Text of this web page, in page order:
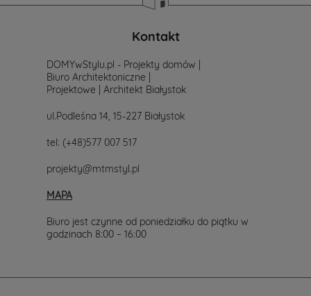
Kontakt
DOMYwStylu.pl - Projekty domów |
Biuro Architektoniczne |
Projektowe | Architekt Białystok
ul.Podleśna 14, 15-227 Białystok
tel: (+48)577 007 517
projekty@mtmstyl.pl
MAPA
Biuro jest czynne od poniedziałku do piątku w
godzinach 8:00 – 16:00